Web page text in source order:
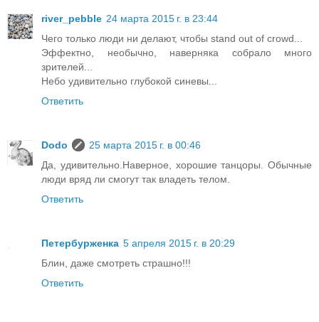
river_pebble 24 марта 2015 г. в 23:44
Чего только люди ни делают, чтобы stand out of crowd...
Эффектно, необычно, наверняка собрало много
зрителей...
Hебо удивительно глубокой синевы...
Ответить
Dodo
25 марта 2015 г. в 00:46
Да, удивительно.Наверное, хорошие танцоры. Обычные
люди вряд ли смогут так владеть телом.
Ответить
Петербурженка 5 апреля 2015 г. в 20:29
Блин, даже смотреть страшно!!!
Ответить